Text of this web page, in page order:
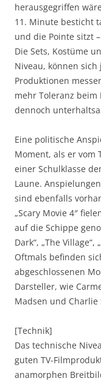
herausgegriffen
11. Minute besticht
und die Pointe sitzt
Die Sets, Kostüme
Niveau, können
Produktionen
mehr Toleranz
dennoch
Eine politische
Moment, als er vom
einer Schulklasse
Laune.
sind ebenfalls
„Scary Movie 4″
auf die Schippe
Dark“, „The
Oftmals befinden
abgeschlossenen
Darsteller, wie
Madsen und Charlie
[Technik]
Das technische
guten TV-
anamorphen